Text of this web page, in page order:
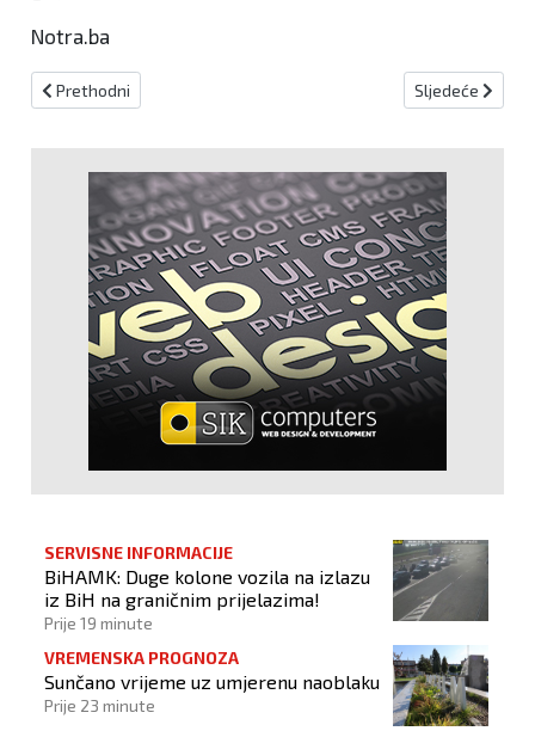
Notra.ba
Prethodni članak: Blagdan svete Marije Goretti
Prethodni Sljedeći
Sljedeće
SERVISNE INFORMACIJE
BiHAMK: Duge kolone vozila na izlazu
iz BiH na graničnim prijelazima!
Prije 19 minute
VREMENSKA PROGNOZA
Sunčano vrijeme uz umjerenu naoblaku
Prije 23 minute